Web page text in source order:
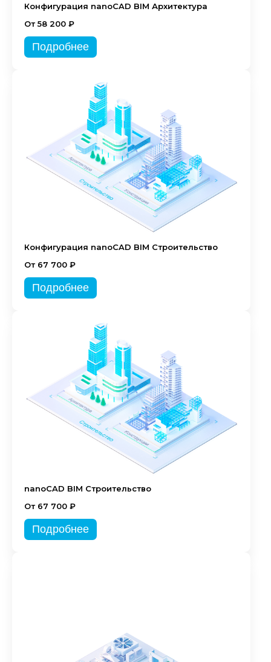
Конфигурация nanoCAD BIM Архитектура
От 58 200 ₽
Подробнее
Конфигурация nanoCAD BIM Строительство
От 67 700 ₽
Подробнее
nanoCAD BIM Строительство
От 67 700 ₽
Подробнее